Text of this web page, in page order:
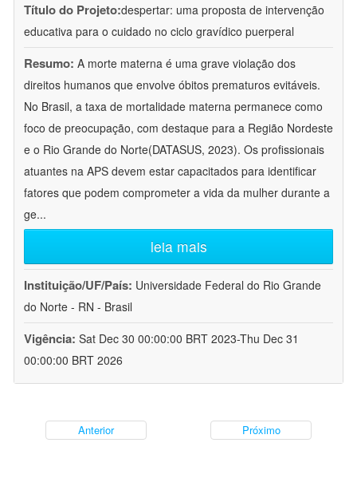
Título do Projeto:despertar: uma proposta de intervenção
educativa para o cuidado no ciclo gravídico puerperal
Resumo: A morte materna é uma grave violação dos
direitos humanos que envolve óbitos prematuros evitáveis.
No Brasil, a taxa de mortalidade materna permanece como
foco de preocupação, com destaque para a Região Nordeste
e o Rio Grande do Norte(DATASUS, 2023). Os profissionais
atuantes na APS devem estar capacitados para identificar
fatores que podem comprometer a vida da mulher durante a
ge...
leia mais
Instituição/UF/País: Universidade Federal do Rio Grande
do Norte - RN - Brasil
Vigência: Sat Dec 30 00:00:00 BRT 2023-Thu Dec 31
00:00:00 BRT 2026
Anterior Próximo